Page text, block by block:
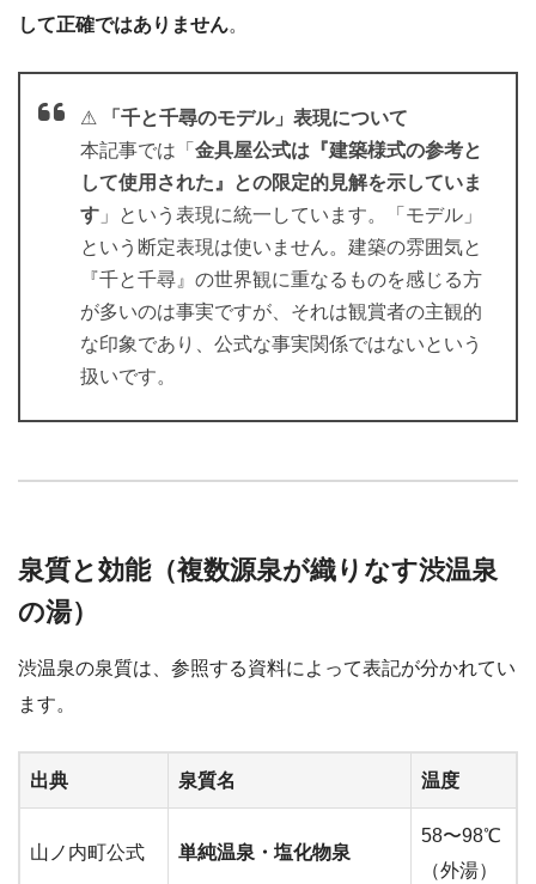
して正確ではありません。
⚠
「千と千尋のモデル」表現について
本記事では「 金具屋公式は『建築様式の参考と
して使用された』との限定的見解を示していま
す 」という表現に統一しています。「モデル」
という断定表現は使いません。建築の雰囲気と
『千と千尋』の世界観に重なるものを感じる方
が多いのは事実ですが、それは観賞者の主観的
な印象であり、公式な事実関係ではないという
扱いです。
泉質と効能（複数源泉が織りなす渋温泉
の湯）
渋温泉の泉質は、参照する資料によって表記が分かれてい
ます。
出典 泉質名 温度
山ノ内町公式 単純温泉・塩化物泉
58〜98℃
（外湯）